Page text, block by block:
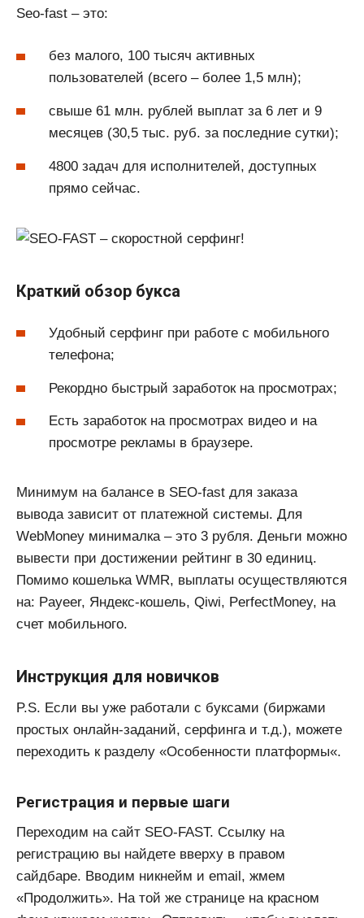
Seo-fast – это:
без малого, 100 тысяч активных
пользователей (всего – более 1,5 млн);
свыше 61 млн. рублей выплат за 6 лет и 9
месяцев (30,5 тыс. руб. за последние сутки);
4800 задач для исполнителей, доступных
прямо сейчас.
Краткий обзор букса
Удобный серфинг при работе с мобильного
телефона;
Рекордно быстрый заработок на просмотрах;
Есть заработок на просмотрах видео и на
просмотре рекламы в браузере.
Минимум на балансе в SEO-fast для заказа
вывода зависит от платежной системы. Для
WebMoney минималка – это 3 рубля. Деньги можно
вывести при достижении рейтинг в 30 единиц.
Помимо кошелька WMR, выплаты осуществляются
на: Payeer, Яндекс-кошель, Qiwi, PerfectMoney, на
счет мобильного.
Инструкция для новичков
P.S. Если вы уже работали с буксами (биржами
простых онлайн-заданий, серфинга и т.д.), можете
переходить к разделу «Особенности платформы«.
Регистрация и первые шаги
Переходим на сайт SEO-FAST. Ссылку на
регистрацию вы найдете вверху в правом
сайдбаре. Вводим никнейм и email, жмем
«Продолжить». На той же странице на красном